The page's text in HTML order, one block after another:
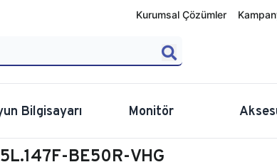
Kurumsal Çözümler
Bilgisayarı Monitör
BE50R-VHG